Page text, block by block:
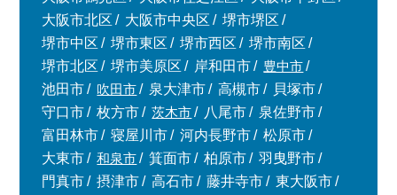
大阪市北区
大阪市中央区
堺市堺区
堺市中区
堺市東区 堺市西区
堺市南区
堺市北区
堺市美原区 岸和田市
豊中市
池田市
吹田市 泉大津市 高槻市
貝塚市
守口市
枚方市 茨木市 八尾市
泉佐野市
富田林市
寝屋川市 河内長野市
松原市
大東市
和泉市 箕面市 柏原市
羽曳野市
門真市
摂津市 高石市 藤井寺市
東大阪市